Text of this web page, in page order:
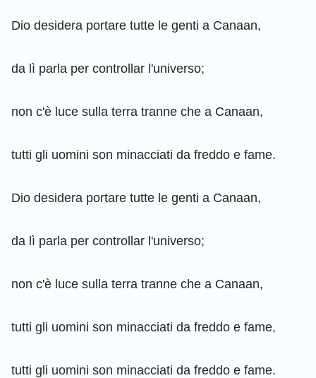
Dio desidera portare tutte le genti a Canaan,
da lì parla per controllar l'universo;
non c'è luce sulla terra tranne che a Canaan,
tutti gli uomini son minacciati da freddo e fame.
Dio desidera portare tutte le genti a Canaan,
da lì parla per controllar l'universo;
non c'è luce sulla terra tranne che a Canaan,
tutti gli uomini son minacciati da freddo e fame,
tutti gli uomini son minacciati da freddo e fame.